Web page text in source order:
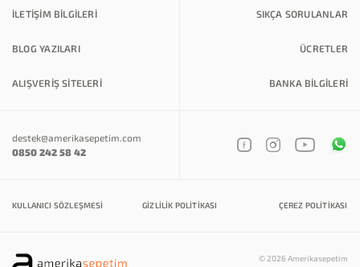
İLETİŞİM BİLGİLERİ SIKÇA SORULANLAR
BLOG YAZILARI ÜCRETLER
ALIŞVERİŞ SİTELERİ BANKA BILGILERI
destek@amerikasepetim.com
0850 242 58 42
KULLANICI SÖZLEŞMESI GIZLILIK POLITIKASI ÇEREZ POLITIKASI
© 2026 Amerikasepetim